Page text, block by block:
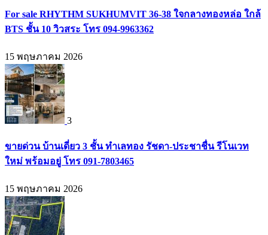
For sale RHYTHM SUKHUMVIT 36-38 ใจกลางทองหล่อ ใกล้
BTS ชั้น 10 วิวสระ โทร 094-9963362
15 พฤษภาคม 2026
3
ขายด่วน บ้านเดี่ยว 3 ชั้น ทำเลทอง รัชดา-ประชาชื่น รีโนเวท
ใหม่ พร้อมอยู่ โทร 091-7803465
15 พฤษภาคม 2026